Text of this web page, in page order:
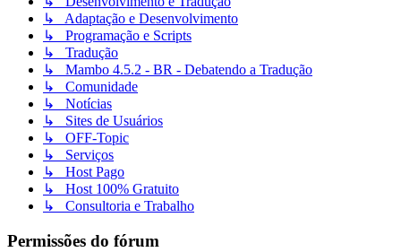
↳ Adaptação e Desenvolvimento
↳ Programação e Scripts
↳ Tradução
↳ Mambo 4.5.2 - BR - Debatendo a Tradução
↳ Comunidade
↳ Notícias
↳ Sites de Usuários
↳ OFF-Topic
↳ Serviços
↳ Host Pago
↳ Host 100% Gratuito
↳ Consultoria e Trabalho
Permissões do fórum